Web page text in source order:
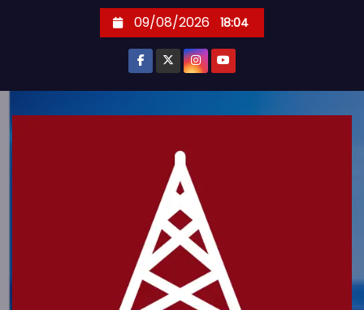
09/08/2026 18:04